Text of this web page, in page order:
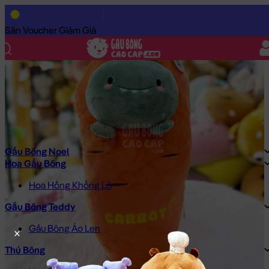
Săn Voucher Giảm Giá
Gấu Bông Noel
Hoa Gấu Bông
Hoa Hồng Khổng Lồ
Gấu Bông Teddy
Gấu Bông Áo Len
Thú Bông
Trang Chủ